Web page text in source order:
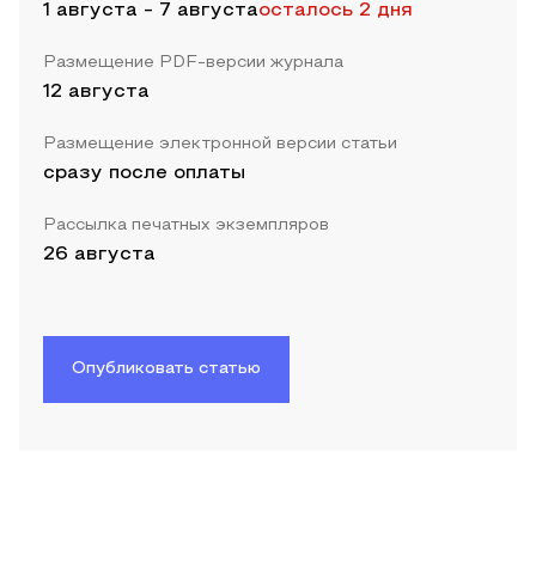
1 августа - 7 августаосталось 2 дня
Размещение PDF-версии журнала
12 августа
Размещение электронной версии статьи
сразу после оплаты
Рассылка печатных экземпляров
26 августа
Опубликовать статью